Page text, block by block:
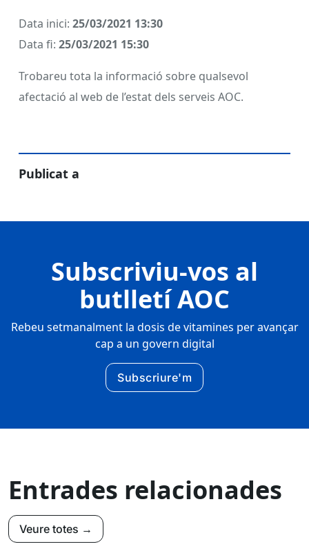
Data inici: 25/03/2021 13:30
Data fi: 25/03/2021 15:30
Trobareu tota la informació sobre qualsevol
afectació al web de l’estat dels serveis AOC.
Publicat a
Subscriviu-vos al
butlletí AOC
Rebeu setmanalment la dosis de vitamines per avançar
cap a un govern digital
Subscriure'm
Entrades relacionades
Veure totes →